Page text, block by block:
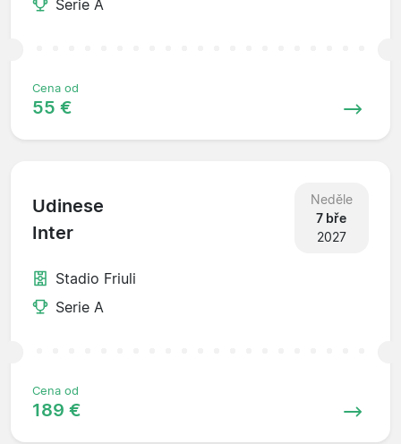
Serie A
Cena od
55 €
Udinese
Inter
Neděle
7 bře
2027
Stadio Friuli
Serie A
Cena od
189 €